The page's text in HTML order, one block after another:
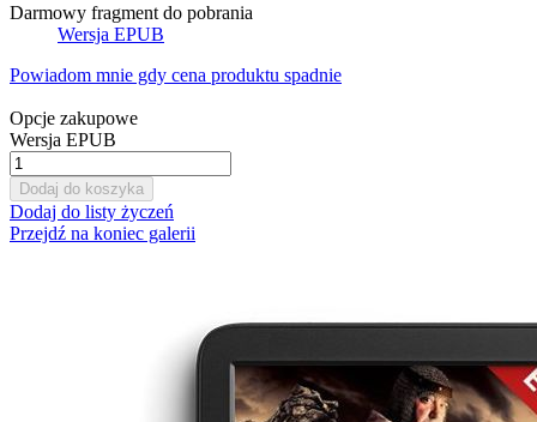
Darmowy fragment do pobrania
Wersja EPUB
Powiadom mnie gdy cena produktu spadnie
Opcje zakupowe
Wersja EPUB
Dodaj do koszyka
Dodaj do listy życzeń
Przejdź na koniec galerii